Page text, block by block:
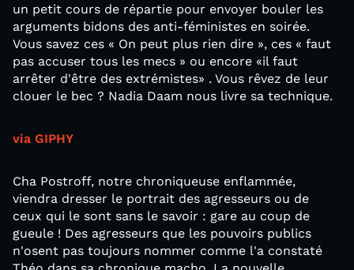
un petit cours de répartie pour envoyer bouler les
arguments bidons des anti-féministes en soirée.
Vous savez ces « On peut plus rien dire », ces « faut
pas accuser tous les mecs » ou encore «il faut
arrêter d'être des extrémistes» . Vous rêvez de leur
clouer le bec ? Nadia Daam nous livre sa technique.
via GIPHY
Cha Postroff, notre chroniqueuse enflammée,
viendra dresser le portrait des agresseurs ou de
ceux qui le sont sans le savoir : gare au coup de
gueule ! Des agresseurs que les pouvoirs publics
n'osent pas toujours nommer comme l'a constaté